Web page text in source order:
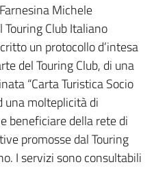
Michele
Club Italiano
un protocollo d’intesa
del Touring Club, di una
“Carta Turistica Socio
una molteplicità di
beneficiare della rete di
promosse dal Touring
I servizi sono consultabili